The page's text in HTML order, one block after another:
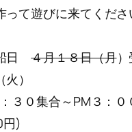
って遊びに来てくださ
船日４月１８日（月）
）
集合～PM３：０
円)